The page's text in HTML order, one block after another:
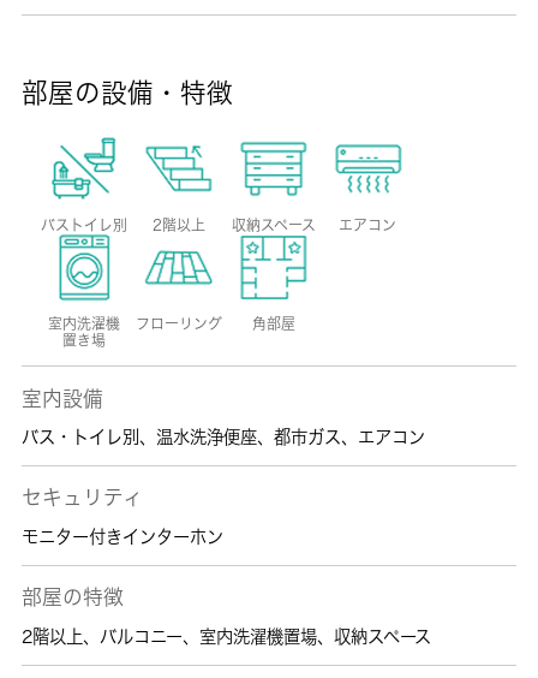
部屋の設備・特徴
バストイレ別 2階以上 収納スペース エアコン
室内洗濯機
置き場
フローリング 角部屋
室内設備
バス・トイレ別 、 温水洗浄便座、 都市ガス、 エアコン
セキュリティ
モニター付きインターホン
部屋の特徴
2階以上、 バルコニー、 室内洗濯機置場、 収納スペース